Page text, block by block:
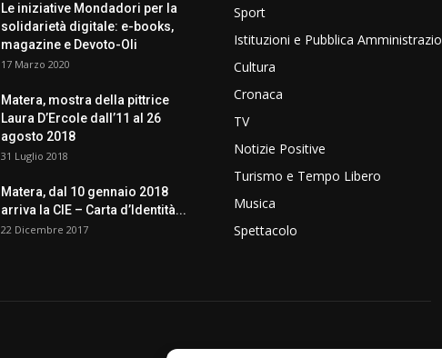
Le iniziative Mondadori per la
solidarietà digitale: e-books,
magazine e Devoto-Oli
17 Marzo 2020
Matera, mostra della pittrice
Laura D’Ercole dall’11 al 26
agosto 2018
31 Luglio 2018
Matera, dal 10 gennaio 2018
arriva la CIE – Carta d’Identità...
22 Dicembre 2017
Sport
Istituzioni e Pubblica
Cultura
Cronaca
TV
Notizie Positive
Turismo e Tempo Libero
Musica
Spettacolo